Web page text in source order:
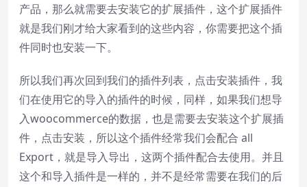
产品，那么就需要去安装它的扩展插件，这个扩展插件
就是我们刚才给大家看到的这些内容，你需要把这个插
件同时也安装一下。
所以我们再次回到我们的插件列表，点击安装插件，我
们在使用它的导入的插件的时候，同样，如果我们想导
入woocommerce的数据，也是需要去安装这个扩展插
件，点击安装，所以这个插件经常我们会配合 all
Export，就是导入导出，这两个插件配合去使用。并且
这个和导入插件是一样的，并不是经常需要在我们的后